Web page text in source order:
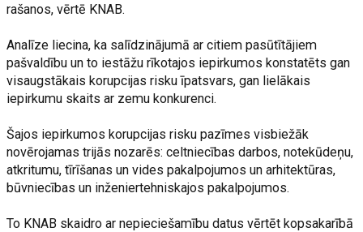
rašanos, vērtē KNAB.
Analīze liecina, ka salīdzinājumā ar citiem pasūtītājiem
pašvaldību un to iestāžu rīkotajos iepirkumos konstatēts gan
visaugstākais korupcijas risku īpatsvars, gan lielākais
iepirkumu skaits ar zemu konkurenci.
Šajos iepirkumos korupcijas risku pazīmes visbiežāk
novērojamas trijās nozarēs: celtniecības darbos, notekūdeņu,
atkritumu, tīrīšanas un vides pakalpojumos un arhitektūras,
būvniecības un inženiertehniskajos pakalpojumos.
To KNAB skaidro ar nepieciešamību datus vērtēt kopsakarībā